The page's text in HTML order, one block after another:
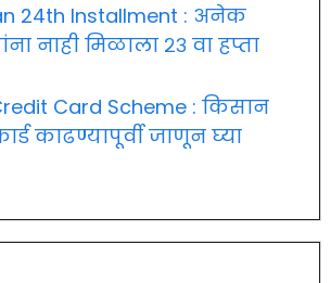
24th Installment : अनेक
नाही मिळाला २३ वा हप्ता
Card Scheme : किसान
काढण्यापूर्वी जाणून घ्या